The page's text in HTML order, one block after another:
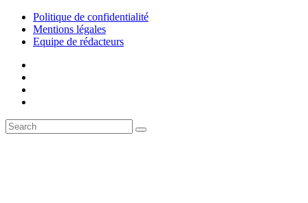
Politique de confidentialité
Mentions légales
Equipe de rédacteurs